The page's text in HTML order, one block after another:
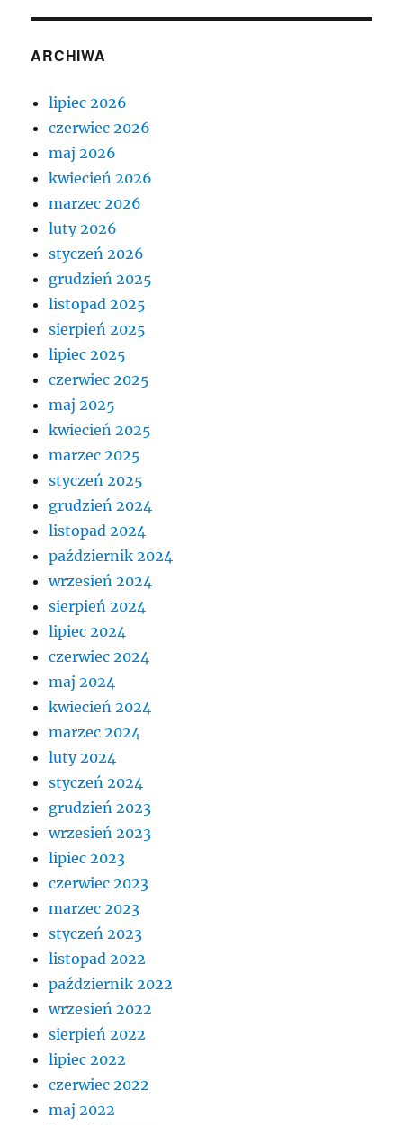
ARCHIWA
lipiec 2026
czerwiec 2026
maj 2026
kwiecień 2026
marzec 2026
luty 2026
styczeń 2026
grudzień 2025
listopad 2025
sierpień 2025
lipiec 2025
czerwiec 2025
maj 2025
kwiecień 2025
marzec 2025
styczeń 2025
grudzień 2024
listopad 2024
październik 2024
wrzesień 2024
sierpień 2024
lipiec 2024
czerwiec 2024
maj 2024
kwiecień 2024
marzec 2024
luty 2024
styczeń 2024
grudzień 2023
wrzesień 2023
lipiec 2023
czerwiec 2023
marzec 2023
styczeń 2023
listopad 2022
październik 2022
wrzesień 2022
sierpień 2022
lipiec 2022
czerwiec 2022
maj 2022